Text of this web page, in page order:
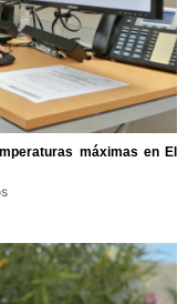
máximas en El